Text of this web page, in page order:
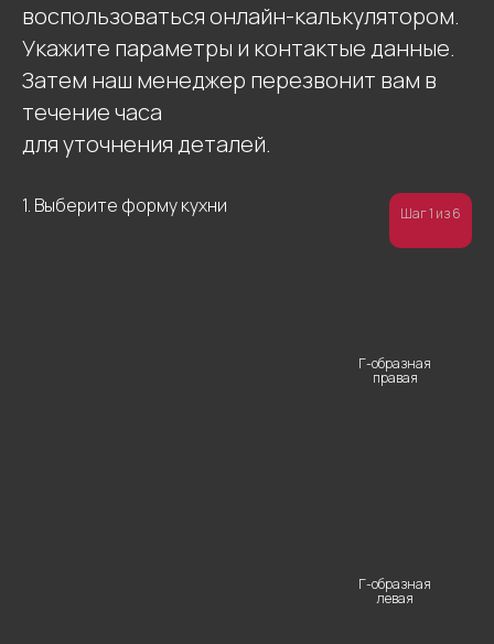
воспользоваться онлайн-калькулятором.
Укажите параметры и контактые данные.
Затем наш менеджер перезвонит вам в
течение часа
для уточнения деталей.
1. Выберите форму кухни Шаг 1 из 6
Г-образная
правая
Г-образная
левая